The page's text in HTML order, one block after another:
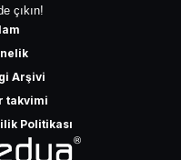
çıkın!
Arşivi
takvimi
Politikası